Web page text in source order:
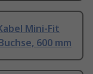
Mini-Fit
600 mm